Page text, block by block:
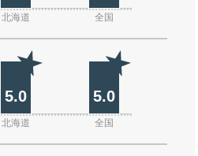
北海道 全国
5.0 5.0
北海道 全国